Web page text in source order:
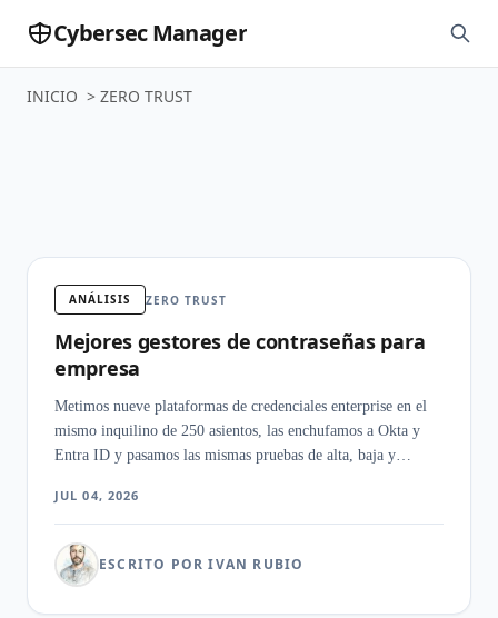
Cybersec Manager
INICIO > ZERO TRUST
ANÁLISIS ZERO TRUST
Mejores gestores de contraseñas para
empresa
Metimos nueve plataformas de credenciales enterprise en el
mismo inquilino de 250 asientos, las enchufamos a Okta y
Entra ID y pasamos las mismas pruebas de alta, baja y
que se ponen de acuerdo sobre qué es un gestor de
contraseñas para empresa.
JUL 04, 2026
ESCRITO POR IVAN RUBIO